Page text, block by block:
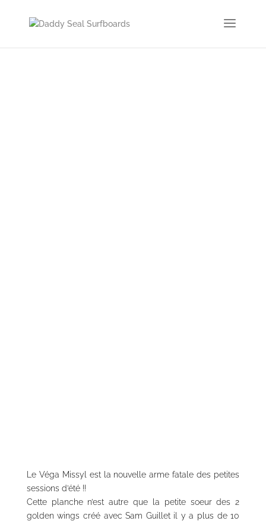
Le Véga Missyl est la nouvelle arme fatale des petites
sessions d’été !!
Cette planche n’est autre que la petite soeur des 2
golden wings créé avec Sam Guillet il y a plus de 10